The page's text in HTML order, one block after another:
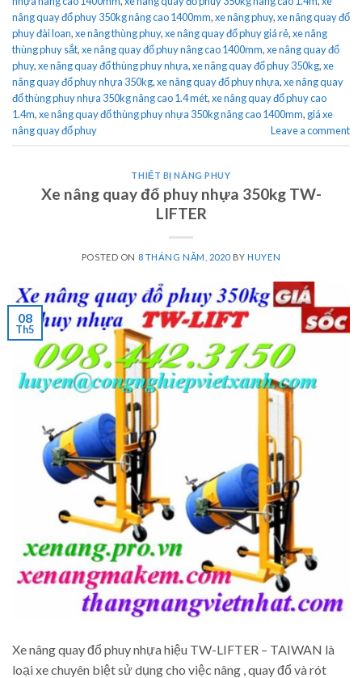
nâng quay đổ phuy 350kg nâng cao 1400mm,xe nâng phuy,xe nâng quay đổ
phuy đài loan,xe nâng thùng phuy,xe nâng quay đổ phuy giá rẻ,xe nâng
thùng phuy sắt,xe nâng quay đổ phuy nâng cao 1400mm,xe nâng quay đổ
phuy,xe nâng quay đổ thùng phuy nhựa,xe nâng quay đổ phuy 350kg,xe
nâng quay đổ phuy nhựa 350kg,xe nâng quay đổ phuy nhựa,xe nâng quay
đổ thùng phuy nhựa 350kg nâng cao 1.4 mét,xe nâng quay đổ phuy cao
1.4m,xe nâng quay đổ thùng phuy nhựa 350kg nâng cao 1400mm, giá xe
nâng quay đổ phuy
Leave a comment
THIẾT BỊ NÂNG PHUY
Xe nâng quay đổ phuy nhựa 350kg TW-
LIFTER
POSTED ON 8 THÁNG NĂM, 2020 BYHUYEN
08
Th5
Xe nâng quay đổ phuy nhựa hiệu TW-LIFTER – TAIWAN là
loại xe chuyên biệt sử dụng cho việc nâng , quay đổ và rót